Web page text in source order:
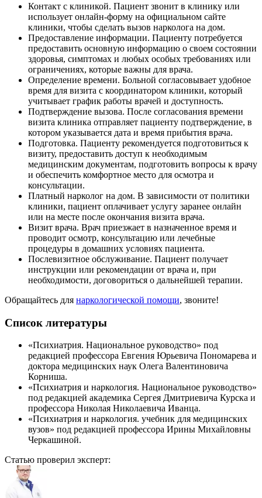
Контакт с клиникой. Пациент звонит в клинику или
использует онлайн-форму на официальном сайте
клиники, чтобы сделать вызов нарколога на дом.
Предоставление информации. Пациенту потребуется
предоставить основную информацию о своем состоянии
здоровья, симптомах и любых особых требованиях или
ограничениях, которые важны для врача.
Определение времени. Больной согласовывает удобное
время для визита с координатором клиники, который
учитывает график работы врачей и доступность.
Подтверждение вызова. После согласования времени
визита клиника отправляет пациенту подтверждение, в
котором указывается дата и время прибытия врача.
Подготовка. Пациенту рекомендуется подготовиться к
визиту, предоставить доступ к необходимым
медицинским документам, подготовить вопросы к врачу
и обеспечить комфортное место для осмотра и
консультации.
Платный нарколог на дом. В зависимости от политики
клиники, пациент оплачивает услугу заранее онлайн
или на месте после окончания визита врача.
Визит врача. Врач приезжает в назначенное время и
проводит осмотр, консультацию или лечебные
процедуры в домашних условиях пациента.
Послевизитное обслуживание. Пациент получает
инструкции или рекомендации от врача и, при
необходимости, договориться о дальнейшей терапии.
Обращайтесь для наркологической помощи, звоните!
Список литературы
«Психиатрия. Национальное руководство» под
редакцией профессора Евгения Юрьевича Пономарева и
доктора медицинских наук Олега Валентиновича
Корниша.
«Психиатрия и наркология. Национальное руководство»
под редакцией академика Сергея Дмитриевича Курска и
профессора Николая Николаевича Иванца.
«Психиатрия и наркология. учебник для медицинских
вузов» под редакцией профессора Ирины Михайловны
Черкашиной.
Статью проверил эксперт: